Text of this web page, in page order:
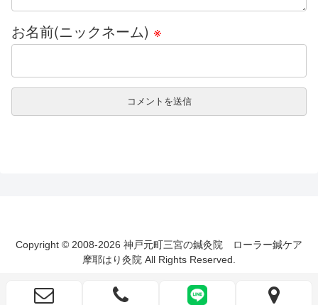
お名前(ニックネーム) ※
Copyright © 2008-2026 神戸元町三宮の鍼灸院 ローラー鍼ケア
摩耶はり灸院 All Rights Reserved.